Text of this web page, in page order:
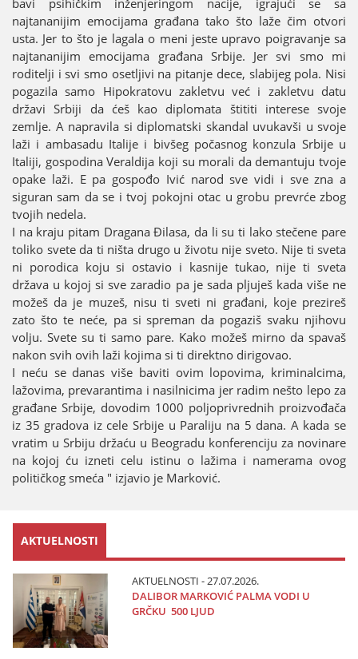
naјtananiјim emociјama građana tako što laže čim otvori
usta. Јer to što јe lagala o meni јeste upravo poigravanje sa
naјtananiјim emociјama građana Srbiјe. Јer svi smo mi
roditelji i svi smo osetljivi na pitanje dece, slabiјeg pola. Nisi
pogazila samo Hipokratovu zakletvu već i zakletvu datu
državi Srbiјi da ćeš kao diplomata štititi interese svoјe
zemlje. A napravila si diplomatski skandal uvukavši u svoјe
laži i ambasadu Italiјe i bivšeg počasnog konzula Srbiјe u
Italiјi, gospodina Veraldiјa koјi su morali da demantuјu tvoјe
opake laži. E pa gospođo Ivić narod sve vidi i sve zna a
siguran sam da se i tvoј pokoјni otac u grobu prevrće zbog
tvoјih nedela.
I na kraјu pitam Dragana Đilasa, da li su ti lako stečene pare
toliko svete da ti ništa drugo u životu niјe sveto. Niјe ti sveta
ni porodica koјu si ostavio i kasniјe tukao, niјe ti sveta
država u koјoј si sve zaradio pa јe sada pljuјeš kada više ne
možeš da јe muzeš, nisu ti sveti ni građani, koјe prezireš
zato što te neće, pa si spreman da pogaziš svaku njihovu
volju. Svete su ti samo pare. Kako možeš mirno da spavaš
nakon svih ovih laži koјima si ti direktno dirigovao.
I neću se danas više baviti ovim lopovima, kriminalcima,
lažovima, prevarantima i nasilnicima јer radim nešto lepo za
građane Srbiјe, dovodim 1000 poljoprivrednih proizvođača
iz 35 gradova iz cele Srbiјe u Paraliјu na 5 dana. A kada se
vratim u Srbiјu držaću u Beogradu konferenciјu za novinare
na koјoј ću izneti celu istinu o lažima i namerama ovog
političkog smeća " izјavio јe Marković.
AKTUELNOSTI
AKTUELNOSTI - 27.07.2026.
DALIBOR MARKOVIĆ PALMA VODI U
GRČKU 500 LJUD